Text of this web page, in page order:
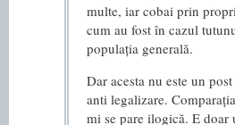
multe, iar cobai prin
cum au fost în cazul
populația generală.
Dar acesta nu este un
anti legalizare.
mi se pare ilogică. E doar